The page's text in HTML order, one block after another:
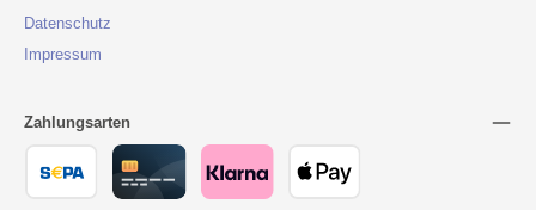
Datenschutz
Impressum
Zahlungsarten